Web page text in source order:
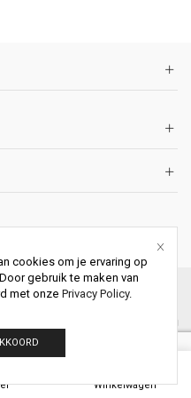
All Rights Reserved.
Winkelwagen
cookies om je ervaring op
gebruik te maken van
met onze Privacy Policy.